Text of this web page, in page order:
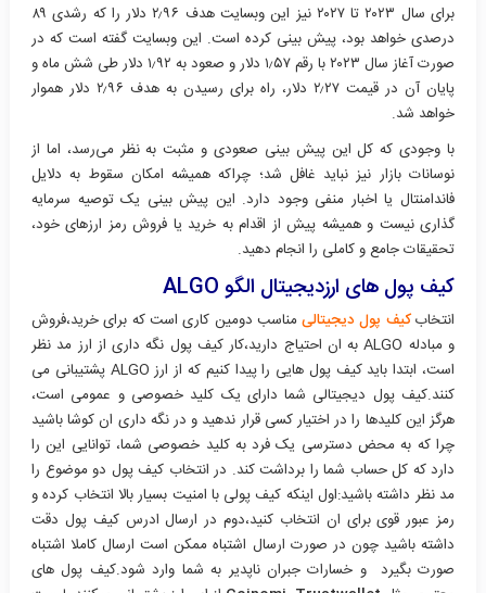
برای سال ۲۰۲۳ تا ۲۰۲۷ نیز این وبسایت هدف ۲٫۹۶ دلار را که رشدی ۸۹
درصدی خواهد بود، پیش بینی کرده است. این وبسایت گفته است که در
صورت آغاز سال ۲۰۲۳ با رقم ۱٫۵۷ دلار و صعود به ۱٫۹۲ دلار طی شش ماه و
پایان آن در قیمت ۲٫۲۷ دلار، راه برای رسیدن به هدف ۲٫۹۶ دلار هموار
خواهد شد.
با وجودی که کل این پیش بینی صعودی و مثبت به نظر می‌رسد، اما از
نوسانات بازار نیز نباید غافل شد؛ چراکه همیشه امکان سقوط به دلایل
فاندامنتال یا اخبار منفی وجود دارد. این پیش بینی یک توصیه سرمایه
گذاری نیست و همیشه پیش از اقدام به خرید یا فروش رمز ارزهای خود،
تحقیقات جامع و کاملی را انجام دهید.
کیف پول های ارزدیجیتال الگو ALGO
انتخابکیف پول دیجیتالیمناسب دومین کاری است که برای خرید،فروش
و مبادله ALGO به ان احتیاج دارید،کار کیف پول نگه داری از ارز مد نظر
است، ابتدا باید کیف پول هایی را پیدا کنیم که از ارز ALGO پشتیبانی می
کنند.کیف پول دیجیتالی شما دارای یک کلید خصوصی و عمومی است،
هرگز این کلیدها را در اختیار کسی قرار ندهید و در نگه داری ان کوشا باشید
چرا که به محض دسترسی یک فرد به کلید خصوصی شما، توانایی این را
دارد که کل حساب شما را برداشت کند. در انتخاب کیف پول دو موضوع را
مد نظر داشته باشید:اول اینکه کیف پولی با امنیت بسیار بالا انتخاب کرده و
رمز عبور قوی برای ان انتخاب کنید،دوم در ارسال ادرس کیف پول دقت
داشته باشید چون در صورت ارسال اشتباه ممکن است ارسال کاملا اشتباه
صورت بگیرد و خسارات جبران ناپدیر به شما وارد شود.کیف پول های